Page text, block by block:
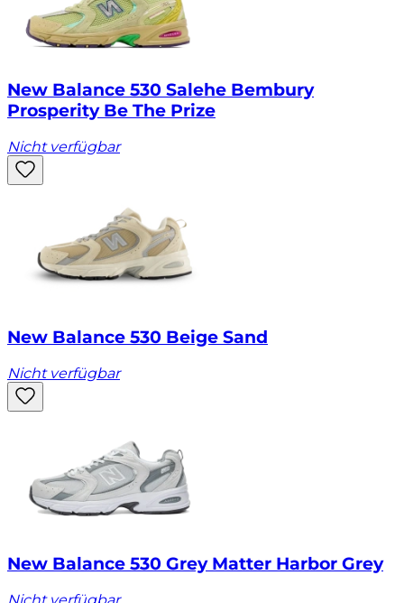
New Balance 530 Salehe Bembury
Prosperity Be The Prize
Nicht verfügbar
New Balance 530 Beige Sand
Nicht verfügbar
New Balance 530 Grey Matter Harbor Grey